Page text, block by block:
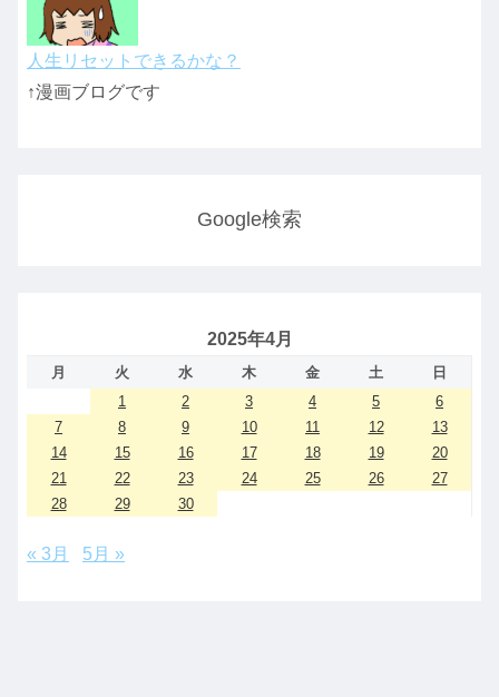
人生リセットできるかな？
↑漫画ブログです
Google検索
2025年4月
月 火 水 木 金 土
日
1
2 3 4 5
6
7
8 9 10 11 12
13
14
15 16 17 18 19
20
21
22 23 24 25 26
27
28
29 30
« 3月 5月 »